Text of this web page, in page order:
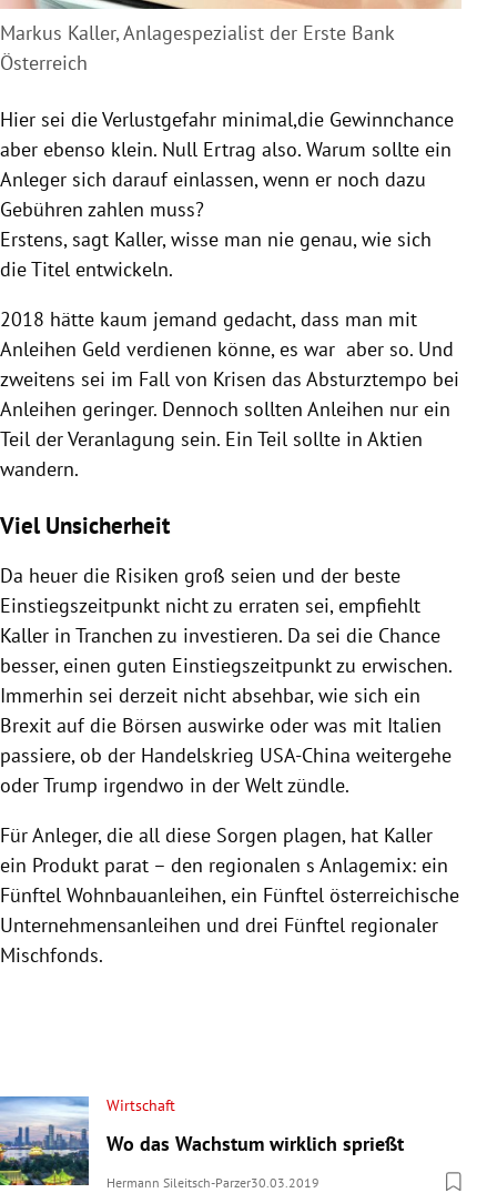
Markus Kaller, Anlagespezialist der Erste Bank
Österreich
Hier sei die Verlustgefahr minimal,die Gewinnchance
aber ebenso klein. Null Ertrag also. Warum sollte ein
Anleger sich darauf einlassen, wenn er noch dazu
Gebühren zahlen muss?
Erstens, sagt Kaller, wisse man nie genau, wie sich
die Titel entwickeln.
2018 hätte kaum jemand gedacht, dass man mit
Anleihen Geld verdienen könne, es war aber so. Und
zweitens sei im Fall von Krisen das Absturztempo bei
Anleihen geringer. Dennoch sollten Anleihen nur ein
Teil der Veranlagung sein. Ein Teil sollte in Aktien
wandern.
Viel Unsicherheit
Da heuer die Risiken groß seien und der beste
Einstiegszeitpunkt nicht zu erraten sei, empfiehlt
Kaller in Tranchen zu investieren. Da sei die Chance
besser, einen guten Einstiegszeitpunkt zu erwischen.
Immerhin sei derzeit nicht absehbar, wie sich ein
Brexit auf die Börsen auswirke oder was mit Italien
passiere, ob der Handelskrieg USA-China weitergehe
oder Trump irgendwo in der Welt zündle.
Für Anleger, die all diese Sorgen plagen, hat Kaller
ein Produkt parat – den regionalen s Anlagemix: ein
Fünftel Wohnbauanleihen, ein Fünftel österreichische
Unternehmensanleihen und drei Fünftel regionaler
Mischfonds.
Wirtschaft
Wo das Wachstum wirklich sprießt
Hermann Sileitsch-Parzer30.03.2019